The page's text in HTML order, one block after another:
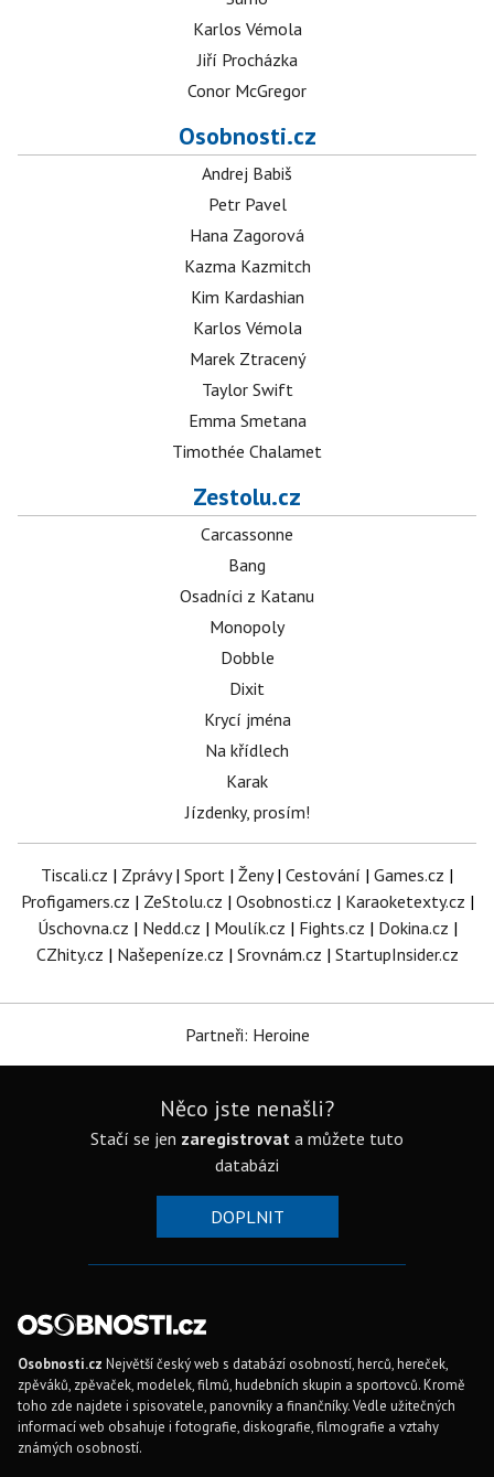
Karlos Vémola
Jiří Procházka
Conor McGregor
Osobnosti.cz
Andrej Babiš
Petr Pavel
Hana Zagorová
Kazma Kazmitch
Kim Kardashian
Karlos Vémola
Marek Ztracený
Taylor Swift
Emma Smetana
Timothée Chalamet
Zestolu.cz
Carcassonne
Bang
Osadníci z Katanu
Monopoly
Dobble
Dixit
Krycí jména
Na křídlech
Karak
Jízdenky, prosím!
Tiscali.cz | Zprávy| Sport | Ženy| Cestování | Games.cz |
Profigamers.cz | ZeStolu.cz | Osobnosti.cz | Karaoketexty.cz |
Úschovna.cz | Nedd.cz | Moulík.cz | Fights.cz | Dokina.cz |
CZhity.cz | Našepeníze.cz | Srovnám.cz | StartupInsider.cz
Partneři: Heroine
Něco jste nenašli?
Stačí se jen zaregistrovat a můžete tuto
databázi
DOPLNIT
Osobnosti.cz Největší český web s databází osobností, herců, hereček,
zpěváků, zpěvaček, modelek, filmů, hudebních skupin a sportovců. Kromě
toho zde najdete i spisovatele, panovníky a finančníky. Vedle užitečných
informací web obsahuje i fotografie, diskografie, filmografie a vztahy
známých osobností.